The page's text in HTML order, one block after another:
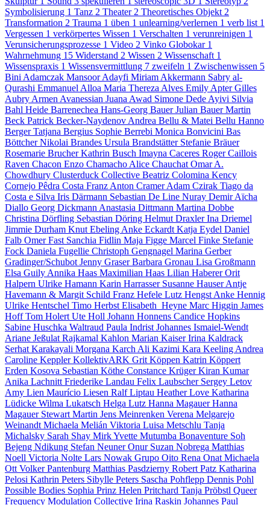
Symbolisierung 1 Tanz 2 Theater 2 Theoretisches Objekt 2
Transformation 2 Trauma 1 üben 1 unlearning/verlernen 1 verb list 1
Vergessen 1 verkörpertes Wissen 1 Verschalten 1 verunreinigen 1
Verunsicherungsprozesse 1 Video 2 Vinko Globokar 1
Wahrnehmung 15 Widerstand 2 Wissen 2 Wissenschaft 1
Wissenspraxis 1 Wissensvermittlung 7 zweifeln 1 Zwischenwissen 5
Bini Adamczak Mansoor Adayfi Miriam Akkermann Sabry al-
Qurashi Emmanuel Alloa Maria Thereza Alves Emily ApterGilles
Aubry Armen Avanessian Juana Awad Simone Dede Ayivi Silvia
Bahl Heide Barrenechea Hans-Georg BauerJulian BauerMartin
Beck Patrick Becker-Naydenov Andrea Bellu & Matei Bellu Hanno
BergerTatjana Bergius Sophie Berrebi Monica Bonvicini Bas
BöttcherNikolai Brandes Ursula Brandstätter Stefanie Bräuer
Rosemarie BrucherKathrin Busch Imayna Caceres Roger Caillois
Raven Chacon Enzo Chamacho Alice Chauchat Omar A.
Chowdhury Clusterduck Collective Beatriz Colomina Kency
Cornejo Pêdra Costa Franz Anton CramerAdam Czirak Tiago da
Costa e Silva Iris Därmann Sebastian De Line Nuray DemirAïcha
Diallo Georg Dickmann Anastasia Dittmann Martina Dobbe
Christina Dörfling Sebastian Döring Helmut DraxlerIna Driemel
Jimmie Durham Knut Ebeling Anke Eckardt Katja Eydel Daniel
Falb Omer Fast Sanchia Fidlin Maja Figge Marcel Finke Stefanie
Fock Daniela Fugellie Christoph Gengnagel Marina Gerber
Gradinger/Schubot Jenny GraserBarbara Gronau Lisa Großmann
Elsa Guily Annika Haas Maximilian Haas Lilian HabererOrit
Halpern Ulrike Hamann Karin Harrasser Susanne HauserAntje
Havemann & Margit Schild Franz Hefele Lutz Hengst Anke Hennig
Ulrike Hentschel Timo Herbst Elisabeth Heyne Marc Higgin James
HoffTom Holert Ute Holl Johann Honnens Candice Hopkins
Sabine Huschka Waltraud Paula Indrist Johannes Ismaiel-Wendt
Ariane Jeßulat Rajkamal Kahlon Marian KaiserIrina Kaldrack
Serhat Karakayali Morgana Karch Ali Kazimi Kara Keeling Andrea
Caroline KepplerKollektivARK Grit Köppen Katrin Köppert
Erden Kosova Sebastian Köthe Constance KrügerKiran Kumar
Anika Lachnitt Friederike Landau Felix Laubscher Sergey Letov
Amy Lien Maurício Liesen Ralf Liptau Heather Love Katharina
Lüdicke Wilma Lukatsch Helga Lutz Hanna MagauerHanna
Magauer Stewart Martin Jens Meinrenken Verena Melgarejo
Weinandt Michaela Melián Viktoria Luisa Metschlu Tanja
Michalsky Sarah Shay MirkYvette Mutumba Bonaventure Soh
Bejeng Ndikung Stefan NeunerOnur Suzan Nobrega Matthias
Noell Victoria Nolte Lars Nowak Grupo Oito Rena Onat Michaela
Ott Volker Pantenburg Matthias Pasdzierny Robert Patz Katharina
Pelosi Kathrin Peters Sibylle Peters Sascha Pohflepp Dennis Pohl
Possible Bodies Sophia Prinz Helen Pritchard Tanja Pröbstl Queer
Frequency Modulation Collective Irina Raskin Johannes Paul